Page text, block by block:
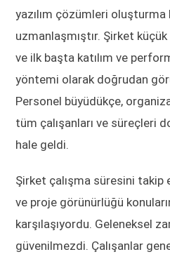
yazılım çözümleri oluşturma
uzmanlaşmıştır. Şirket
ve ilk başta katılım ve
yöntemi olarak doğrudan
Personel büyüdükçe,
tüm çalışanları ve süreçleri
hale geldi.
Şirket çalışma süresini
ve proje görünürlüğü
karşılaşıyordu. Geleneksel
güvenilmezdi. Çalışanlar